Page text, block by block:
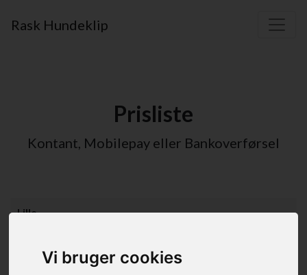
Vi bruger cookies
Rask Hundeklip
Prisliste
Kontant, Mobilepay eller Bankoverførsel
Lille